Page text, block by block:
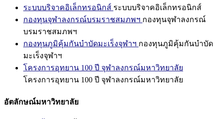
ระบบบริจาคอิเล็กทรอนิกส์ ระบบบริจาคอิเล็กทรอนิกส์
กองทุนจุฬาลงกรณ์บรมราชสมภพฯ กองทุนจุฬาลงกรณ์
บรมราชสมภพฯ
กองทุนภูมิคุ้มกันบำบัดมะเร็งจุฬาฯ กองทุนภูมิคุ้มกันบำบัด
มะเร็งจุฬาฯ
โครงการอุทยาน 100 ปี จุฬาลงกรณ์มหาวิทยาลัย
โครงการอุทยาน 100 ปี จุฬาลงกรณ์มหาวิทยาลัย
อัตลักษณ์มหาวิทยาลัย